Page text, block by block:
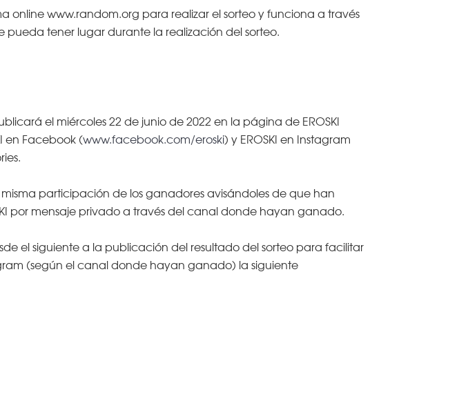
www.random.org para realizar el sorteo y funciona a través
tener lugar durante la realización del sorteo.
el miércoles 22 de junio de 2022 en la página de EROSKI
en Facebook (www.facebook.com/eroski) y EROSKI en Instagram
participación de los ganadores avisándoles de que han
por mensaje privado a través del canal donde hayan ganado.
el siguiente a la publicación del resultado del sorteo para facilitar
(según el canal donde hayan ganado) la siguiente